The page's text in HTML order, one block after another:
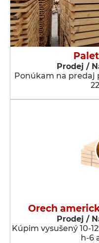
Prodej /
Ponúkam na predaj
Orech
Prodej /
Kúpim vysušený 10-
h-6